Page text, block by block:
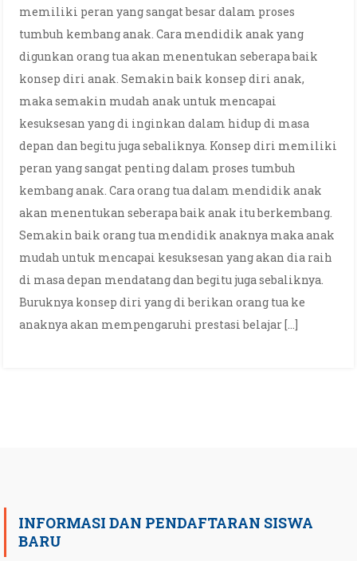
memiliki peran yang sangat besar dalam proses
tumbuh kembang anak. Cara mendidik anak yang
digunkan orang tua akan menentukan seberapa baik
konsep diri anak. Semakin baik konsep diri anak,
maka semakin mudah anak untuk mencapai
kesuksesan yang di inginkan dalam hidup di masa
depan dan begitu juga sebaliknya. Konsep diri memiliki
peran yang sangat penting dalam proses tumbuh
kembang anak. Cara orang tua dalam mendidik anak
akan menentukan seberapa baik anak itu berkembang.
Semakin baik orang tua mendidik anaknya maka anak
mudah untuk mencapai kesuksesan yang akan dia raih
di masa depan mendatang dan begitu juga sebaliknya.
Buruknya konsep diri yang di berikan orang tua ke
anaknya akan mempengaruhi prestasi belajar […]
INFORMASI DAN PENDAFTARAN SISWA
BARU